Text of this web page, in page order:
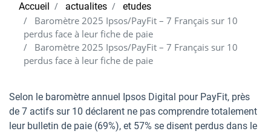
Accueil actualites etudes
Baromètre 2025 Ipsos/PayFit – 7 Français sur 10
perdus face à leur fiche de paie
Baromètre 2025 Ipsos/PayFit – 7 Français sur 10
perdus face à leur fiche de paie
Selon le baromètre annuel Ipsos Digital pour PayFit, près
de 7 actifs sur 10 déclarent ne pas comprendre totalement
leur bulletin de paie (69%), et 57% se disent perdus dans le